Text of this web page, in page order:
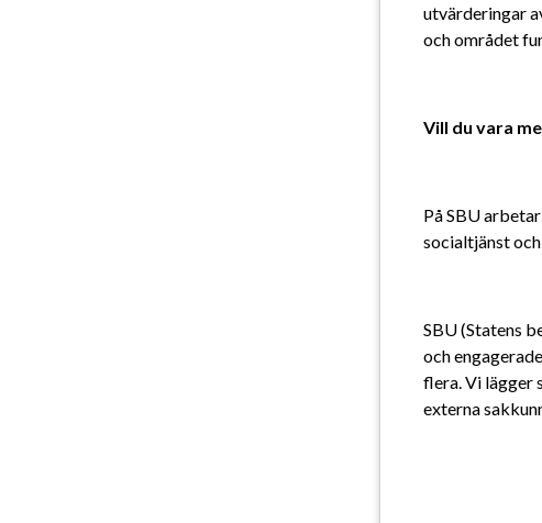
utvärderingar
och området
Vill du vara
På SBU
socialtjänst
SBU (Statens
och
flera. Vi lägger
externa